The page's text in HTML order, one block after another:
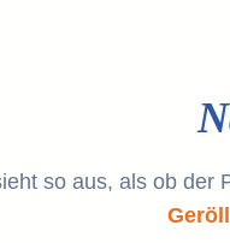
so aus, als ob der